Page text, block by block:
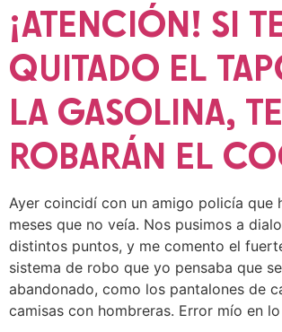
¡ATENCIÓN! SI
QUITADO EL
LA GASOLINA, TE
ROBARÁN EL
Ayer coincidí con un amigo policía que
meses que no veía. Nos pusimos a
distintos puntos, y me comento el
sistema de robo que yo pensaba que
abandonado, como los pantalones de
camisas con hombreras. Error mío en